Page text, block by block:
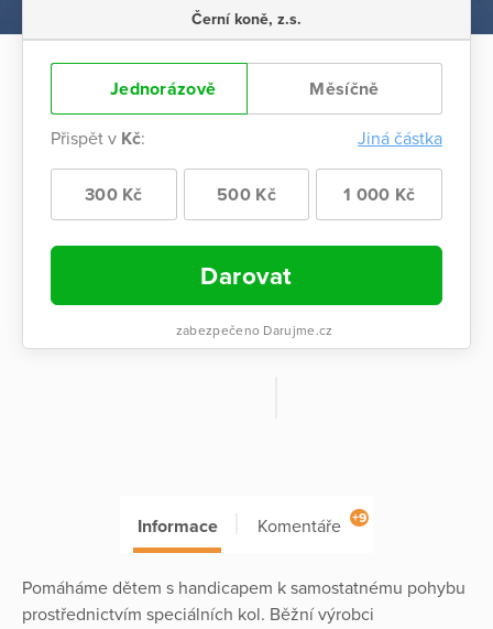
Černí koně, z.s.
Jednorázově Měsíčně
Přispět v Kč: Jiná částka
300 Kč 500 Kč 1 000 Kč
Darovat
zabezpečeno Darujme.cz
Informace Komentáře +9
Pomáháme dětem s handicapem k samostatnému pohybu
prostřednictvím speciálních kol. Běžní výrobci